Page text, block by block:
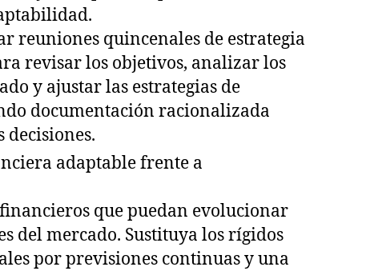
reuniones quincenales de estrategia
revisar los objetivos, analizar los
y ajustar las estrategias de
documentación racionalizada
decisiones.
adaptable frente a
que puedan evolucionar
del mercado. Sustituya los rígidos
por previsiones continuas y una